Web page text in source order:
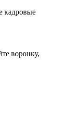
кадровые
воронку,